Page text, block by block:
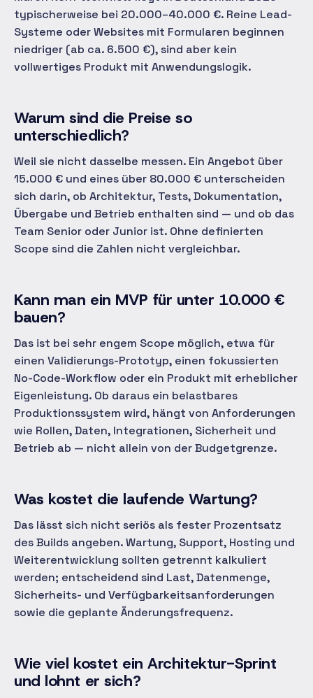
typischerweise bei 20.000–40.000 €. Reine Lead-
Systeme oder Websites mit Formularen beginnen
niedriger (ab ca. 6.500 €), sind aber kein
vollwertiges Produkt mit Anwendungslogik.
Warum sind die Preise so
unterschiedlich?
Weil sie nicht dasselbe messen. Ein Angebot über
15.000 € und eines über 80.000 € unterscheiden
sich darin, ob Architektur, Tests, Dokumentation,
Übergabe und Betrieb enthalten sind — und ob das
Team Senior oder Junior ist. Ohne definierten
Scope sind die Zahlen nicht vergleichbar.
Kann man ein MVP für unter 10.000 €
bauen?
Das ist bei sehr engem Scope möglich, etwa für
einen Validierungs-Prototyp, einen fokussierten
No-Code-Workflow oder ein Produkt mit erheblicher
Eigenleistung. Ob daraus ein belastbares
Produktionssystem wird, hängt von Anforderungen
wie Rollen, Daten, Integrationen, Sicherheit und
Betrieb ab — nicht allein von der Budgetgrenze.
Was kostet die laufende Wartung?
Das lässt sich nicht seriös als fester Prozentsatz
des Builds angeben. Wartung, Support, Hosting und
Weiterentwicklung sollten getrennt kalkuliert
werden; entscheidend sind Last, Datenmenge,
Sicherheits- und Verfügbarkeitsanforderungen
sowie die geplante Änderungsfrequenz.
Wie viel kostet ein Architektur-Sprint
und lohnt er sich?